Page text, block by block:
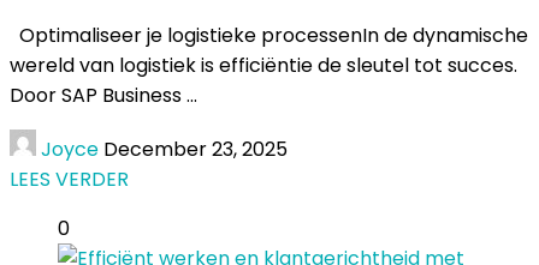
Optimaliseer je logistieke processenIn de dynamische
wereld van logistiek is efficiëntie de sleutel tot succes.
Door SAP Business ...
Joyce December 23, 2025
LEES VERDER
0